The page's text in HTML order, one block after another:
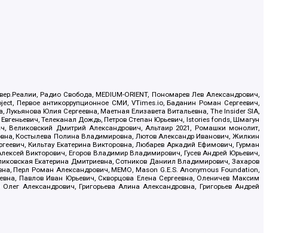
Радио Свобода, MEDIUM-ORIENT, Пономарев Лев Александрович,
Первое антикоррупционное СМИ, VTimes.io, Баданин Роман Сергеевич,
Юлия Сергеевна, Маетная Елизавета Витальевна, The Insider SIA,
Телеканал Дождь, Петров Степан Юрьевич, Istories fonds, Шмагун
Дмитрий Александрович, Альтаир 2021, Ромашки монолит,
Костылева Полина Владимировна, Лютов Александр Иванович, Жилкин
Кильтау Екатерина Викторовна, Любарев Аркадий Ефимович, Гурман
Викторович, Егоров Владимир Владимирович, Гусев Андрей Юрьевич,
Екатерина Дмитриевна, Сотников Даниил Владимирович, Захаров
Перл Роман Александрович, МЕМО, Mason G.E.S. Anonymous Foundation,
Павлов Иван Юрьевич, Скворцова Елена Сергеевна, Оленичев Максим
Александрович, Григорьева Алина Александровна, Григорьев Андрей